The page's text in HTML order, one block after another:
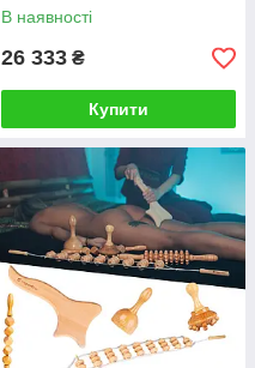
В наявності
26 333 ₴
Купити